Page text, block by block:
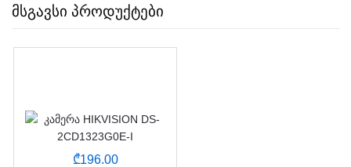
მსგავსი პროდუქტები
₾196.00